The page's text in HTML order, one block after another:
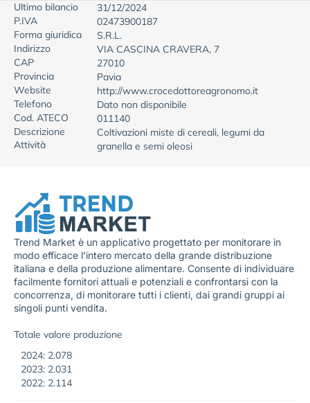
Ultimo bilancio
31/12/2024
P.IVA
02473900187
Forma giuridica
S.R.L.
Indirizzo
VIA CASCINA CRAVERA, 7
CAP
27010
Provincia
Pavia
Website
http://www.crocedottoreagronomo.it
Telefono
Dato non disponibile
Cod. ATECO
011140
Descrizione
Attività
Coltivazioni miste di cereali, legumi da
granella e semi oleosi
Trend Market è un applicativo progettato per monitorare in
modo efficace l’intero mercato della grande distribuzione
italiana e della produzione alimentare. Consente di individuare
facilmente fornitori attuali e potenziali e confrontarsi con la
concorrenza, di monitorare tutti i clienti, dai grandi gruppi ai
singoli punti vendita.
Totale valore produzione
2024: 2.078
2023: 2.031
2022: 2.114